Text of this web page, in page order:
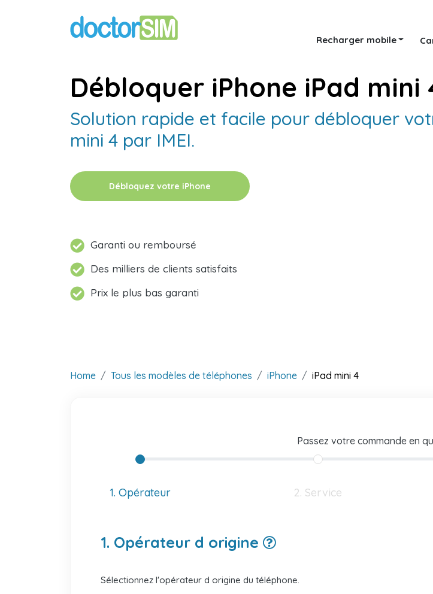
Recharger mobile
Débloquer iPhone iPad mini
Solution rapide et facile pour débloquer
mini 4 par IMEI.
Débloquez votre iPhone
Garanti ou remboursé
Des milliers de clients satisfaits
Prix le plus bas garanti
Home Tous les modèles de téléphones iPhone iPad mini 4
Passez votre commande en
1. Opérateur 2. Service
1. Opérateur d origine
Sélectionnez l'opérateur d origine du téléphone.